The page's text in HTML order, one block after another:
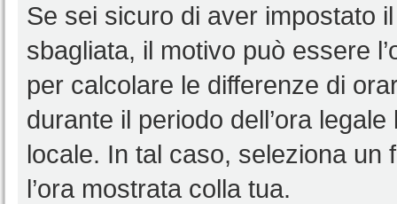
Se sei sicuro di aver impostato
sbagliata, il motivo può essere
per calcolare le differenze di
durante il periodo dell’ora
locale. In tal caso, seleziona
l’ora mostrata colla tua.